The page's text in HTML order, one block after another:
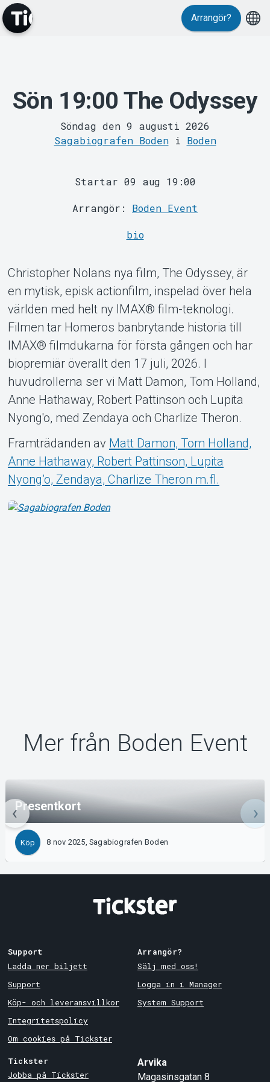
MyTickster
Support
Om Tickster
Arrangör?
Sön 19:00 The Odyssey
Söndag den 9 augusti 2026
Sagabiografen Bodeni Boden
Startar 09 aug 19:00
Arrangör: Boden Event
bio
Christopher Nolans nya film, The Odyssey, är
en mytisk, episk actionfilm, inspelad över hela
världen med helt ny IMAX® film-teknologi.
Filmen tar Homeros banbrytande historia till
IMAX® filmdukarna för första gången och har
biopremiär överallt den 17 juli, 2026. I
huvudrollerna ser vi Matt Damon, Tom Holland,
Anne Hathaway, Robert Pattinson och Lupita
Nyong'o, med Zendaya och Charlize Theron.
Framträdanden av Matt Damon, Tom Holland,
Anne Hathaway, Robert Pattinson, Lupita
Nyong’o, Zendaya, Charlize Theron m.fl.
Mer från Boden Event
Presentkort
Köp 8 nov 2025, Sagabiografen Boden
Support
Ladda ner biljett
Support
Köp- och leveransvillkor
Integritetspolicy
Om cookies på Tickster
Arrangör?
Sälj med oss!
Logga in i Manager
System Support
Tickster
Jobba på Tickster
Arvika
Magasinsgatan 8